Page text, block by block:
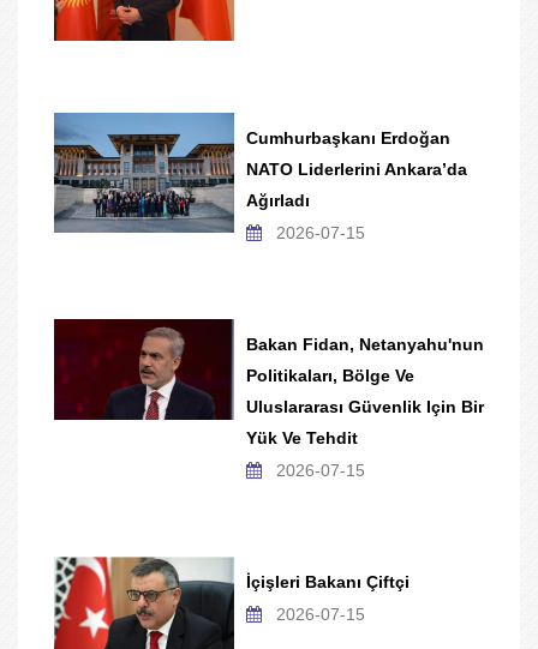
Cumhurbaşkanı Erdoğan
NATO Liderlerini Ankara’da
Ağırladı
2026-07-15
Bakan Fidan, Netanyahu'nun
Politikaları, Bölge Ve
Uluslararası Güvenlik Için Bir
Yük Ve Tehdit
2026-07-15
İçişleri Bakanı Çiftçi
2026-07-15